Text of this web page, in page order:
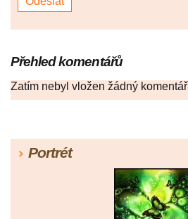
Přehled komentářů
Zatím nebyl vložen žádný komentář
Portrét